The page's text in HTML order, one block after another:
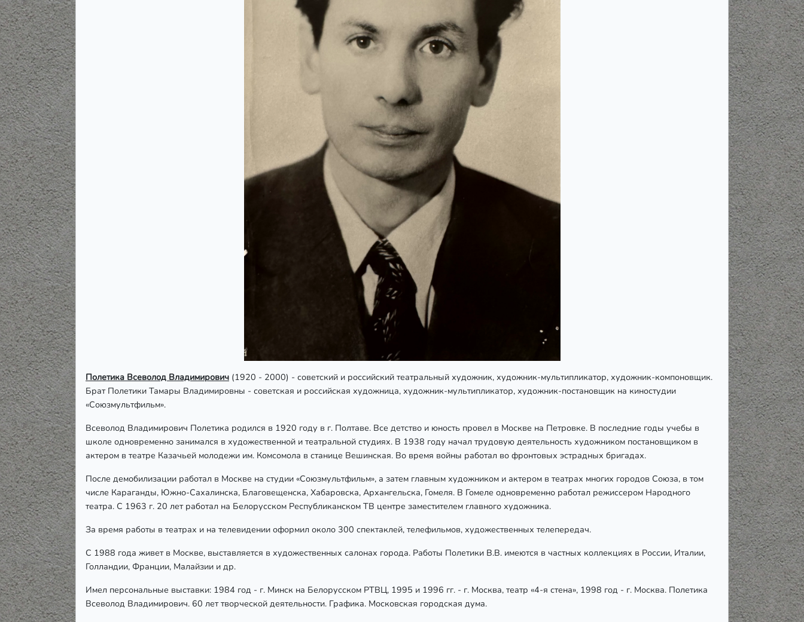
Полетика Всеволод Владимирович (1920 - 2000) - советский и российский театральный художник, художник-мультипликатор, художник-компоновщик.
Брат Полетики Тамары Владимировны - советская и российская художница, художник-мультипликатор, художник-постановщик на киностудии
«Союзмультфильм».
Всеволод Владимирович Полетика родился в 1920 году в г. Полтаве. Все детство и юность провел в Москве на Петровке. В последние годы учебы в
школе одновременно занимался в художественной и театральной студиях. В 1938 году начал трудовую деятельность художником постановщиком в
актером в театре Казачьей молодежи им. Комсомола в станице Вешинская. Во время войны работал во фронтовых эстрадных бригадах.
После демобилизации работал в Москве на студии «Союзмультфильм», а затем главным художником и актером в театрах многих городов Союза, в том
числе Караганды, Южно-Сахалинска, Благовещенска, Хабаровска, Архангельска, Гомеля. В Гомеле одновременно работал режиссером Народного
театра. С 1963 г. 20 лет работал на Белорусском Республиканском ТВ центре заместителем главного художника.
За время работы в театрах и на телевидении оформил около 300 спектаклей, телефильмов, художественных телепередач.
С 1988 года живет в Москве, выставляется в художественных салонах города. Работы Полетики В.В. имеются в частных коллекциях в России, Италии,
Голландии, Франции, Малайзии и др.
Имел персональные выставки: 1984 год - г. Минск на Белорусском РТВЦ, 1995 и 1996 гг. - г. Москва, театр «4-я стена», 1998 год - г. Москва. Полетика
Всеволод Владимирович. 60 лет творческой деятельности. Графика. Московская городская дума.